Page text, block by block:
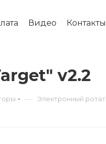
Видео Контакты
v2.2
— Электронный